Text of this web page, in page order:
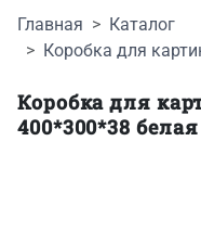
Главная
Каталог
Коробка для
Коробка для
400*300*38 белая